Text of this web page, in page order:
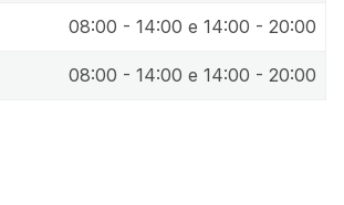
08:00 - 14:00 e 14:00 - 20:00
08:00 - 14:00 e 14:00 - 20:00